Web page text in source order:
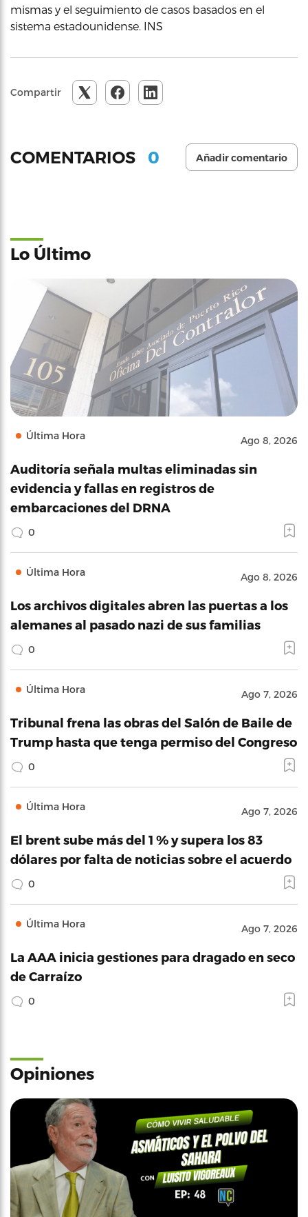
mismas y el seguimiento de casos basados en el
sistema estadounidense. INS
Compartir
COMENTARIOS 0 Añadir comentario
Lo Último
Última Hora Ago 8, 2026
Auditoría señala multas eliminadas sin
evidencia y fallas en registros de
embarcaciones del DRNA
0
Última Hora Ago 8, 2026
Los archivos digitales abren las puertas a los
alemanes al pasado nazi de sus familias
0
Última Hora Ago 7, 2026
Tribunal frena las obras del Salón de Baile de
Trump hasta que tenga permiso del Congreso
0
Última Hora Ago 7, 2026
El brent sube más del 1 % y supera los 83
dólares por falta de noticias sobre el acuerdo
0
Última Hora Ago 7, 2026
La AAA inicia gestiones para dragado en seco
de Carraízo
0
Opiniones